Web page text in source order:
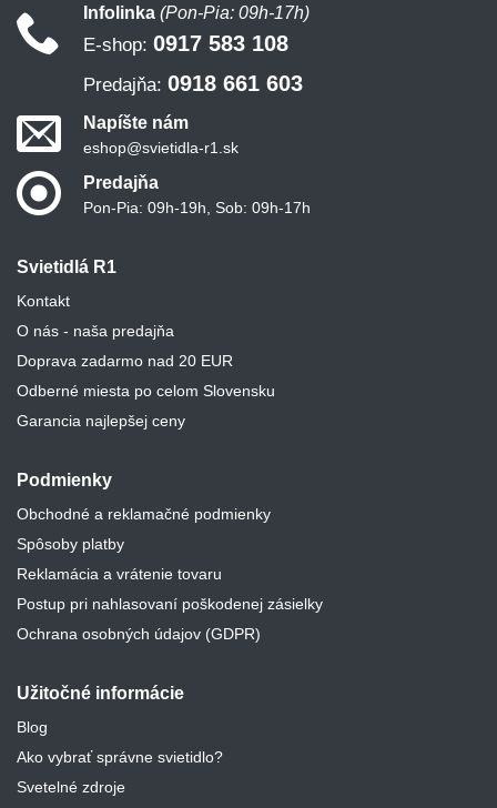
Svietidlá R1
Kontakt
O nás - naša predajňa
Doprava zadarmo nad 20 EUR
Odberné miesta po celom Slovensku
Garancia najlepšej ceny
Podmienky
Obchodné a reklamačné podmienky
Spôsoby platby
Reklamácia a vrátenie tovaru
Postup pri nahlasovaní poškodenej zásielky
Ochrana osobných údajov (GDPR)
Užitočné informácie
Blog
Ako vybrať správne svietidlo?
Svetelné zdroje
Infolinka (Pon-Pia: 09h-17h)
E-shop: 0917 583 108
Predajňa: 0918 661 603
Napíšte nám
eshop@svietidla-r1.sk
Predajňa
Pon-Pia: 09h-19h, Sob: 09h-17h